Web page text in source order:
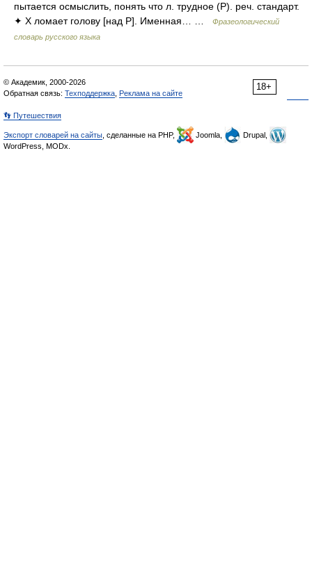
пытается осмыслить, понять что л. трудное (Р). реч. стандарт.
✦ Х ломает голову [над Р]. Именная… …
Фразеологический
словарь русского языка
18+
© Академик, 2000-2026
Обратная связь: Техподдержка Реклама на сайте
👣 Путешествия
Экспорт словарей на сайты , сделанные на PHP, Joomla,
Drupal,
WordPress, MODx.